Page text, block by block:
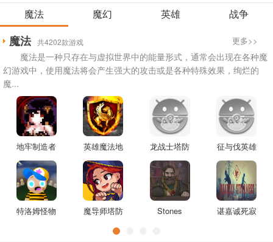
魔法
魔幻 英雄 战争
魔法 共4202款游戏 更多>>
魔法是一种只存在与虚拟世界中的能量形式，通常会出现在各种魔
幻游戏中，使用魔法将会产生强大的攻击或是各种特殊效果，绚烂的
魔...
地牢制造者
1.11.16安卓
版
英雄魔法地
狱游戏
龙战士塔防
游戏
征与伐英雄
战略
特洛姆怪物
魔导师塔防
中文版
Stones
谌嘉诚死寂